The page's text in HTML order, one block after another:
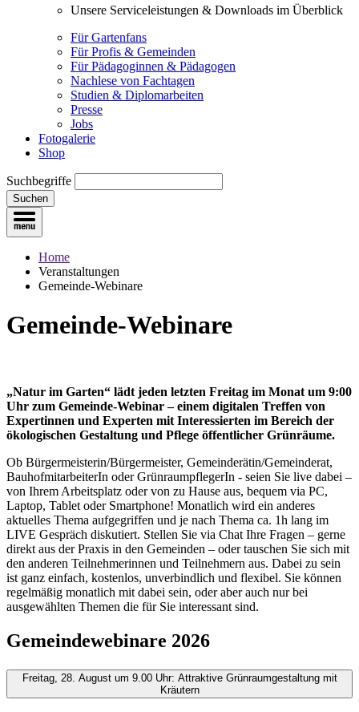
Unsere Serviceleistungen & Downloads im Überblick
Für Gartenfans
Für Profis & Gemeinden
Für Pädagoginnen & Pädagogen
Nachlese von Fachtagen
Studien & Diplomarbeiten
Presse
Jobs
Fotogalerie
Shop
Suchbegriffe
Suchen
Home
Veranstaltungen
Gemeinde-Webinare
Gemeinde-Webinare
„Natur im Garten“ lädt jeden letzten Freitag im Monat um 9:00
Uhr zum Gemeinde-Webinar – einem digitalen Treffen von
Expertinnen und Experten mit Interessierten im Bereich der
ökologischen Gestaltung und Pflege öffentlicher Grünräume.
Ob Bürgermeisterin/Bürgermeister, Gemeinderätin/Gemeinderat,
BauhofmitarbeiterIn oder GrünraumpflegerIn - seien Sie live dabei –
von Ihrem Arbeitsplatz oder von zu Hause aus, bequem via PC,
Laptop, Tablet oder Smartphone! Monatlich wird ein anderes
aktuelles Thema aufgegriffen und je nach Thema ca. 1h lang im
LIVE Gespräch diskutiert. Stellen Sie via Chat Ihre Fragen – gerne
direkt aus der Praxis in den Gemeinden – oder tauschen Sie sich mit
den anderen Teilnehmerinnen und Teilnehmern aus. Dabei zu sein
ist ganz einfach, kostenlos, unverbindlich und flexibel. Sie können
regelmäßig monatlich mit dabei sein, oder aber auch nur bei
ausgewählten Themen die für Sie interessant sind.
Gemeindewebinare 2026
Freitag, 28. August um 9.00 Uhr: Attraktive Grünraumgestaltung mit
Kräutern